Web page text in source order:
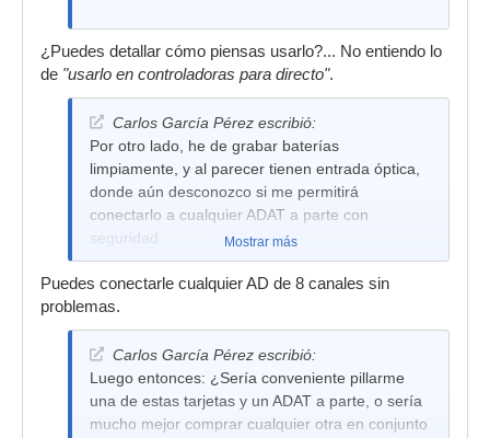
¿Puedes detallar cómo piensas usarlo?... No entiendo lo
de "usarlo en controladoras para directo".
Carlos García Pérez escribió:
Por otro lado, he de grabar baterías
limpiamente, y al parecer tienen entrada óptica,
donde aún desconozco si me permitirá
conectarlo a cualquier ADAT a parte con
seguridad.
Mostrar más
Puedes conectarle cualquier AD de 8 canales sin
problemas.
Carlos García Pérez escribió:
Luego entonces: ¿Sería conveniente pillarme
una de estas tarjetas y un ADAT a parte, o sería
mucho mejor comprar cualquier otra en conjunto